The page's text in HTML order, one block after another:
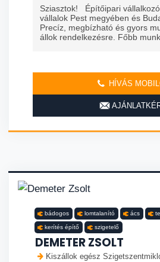
Sziasztok! Építőipari
vállalok Pest megyében és
Precíz, megbízható és gyors
állok rendelkezésre. Főbb
HÍVÁS
bádogos lomtalanító ács
kerítés építő szigetelő
DEMETER ZSOLT
Kiszállok egész